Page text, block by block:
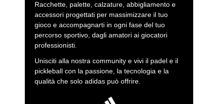
Racchette, palette, calzature, abbigliamento e
accessori progettati per massimizzare il tuo
gioco e accompagnarti in ogni fase del tuo
percorso sportivo, dagli amatori ai giocatori
professionisti.
Unisciti alla nostra community e vivi il padel e il
pickleball con la passione, la tecnologia e la
qualità che solo adidas può offrire.